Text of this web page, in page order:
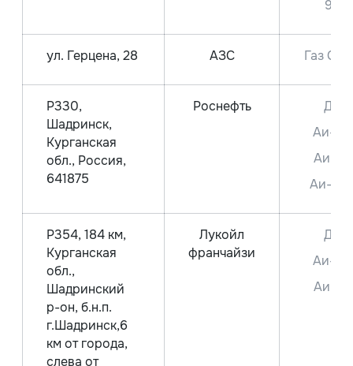
92
ул. Герцена, 28 АЗС Газ
Р330,
Шадринск,
Курганская
обл., Россия,
641875
Роснефть
ДТ
Аи-95
Аи-92
Аи-100
Р354, 184 км,
Курганская
обл.,
Шадринский
р-он, б.н.п.
г.Шадринск,6
км от города,
слева от
Лукойл
франчайзи
ДТ
Аи-95
Аи-92